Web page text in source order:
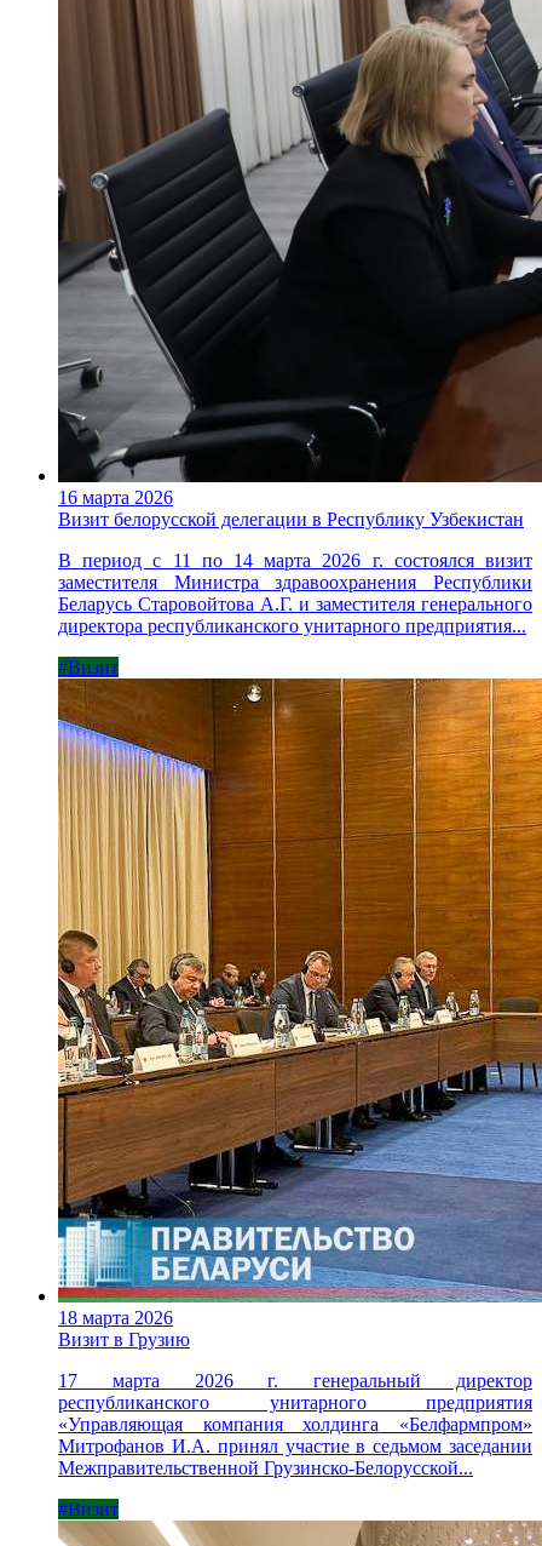
16 марта 2026
Визит белорусской делегации в Республику Узбекистан
В период с 11 по 14 марта 2026 г. состоялся визит
заместителя Министра здравоохранения Республики
Беларусь Старовойтова А.Г. и заместителя генерального
директора республиканского унитарного предприятия...
#Визит
18 марта 2026
Визит в Грузию
17 марта 2026 г. генеральный директор
республиканского унитарного предприятия
«Управляющая компания холдинга «Белфармпром»
Митрофанов И.А. принял участие в седьмом заседании
Межправительственной Грузинско-Белорусской...
#Визит